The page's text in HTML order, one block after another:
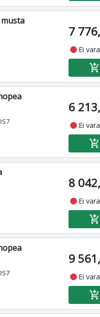
7
fiber_manual_record Ei
add_shopping_cart
6
fiber_manual_record Ei
add_shopping_cart
8
fiber_manual_record Ei
add_shopping_cart
9
fiber_manual_record Ei
add_shopping_cart